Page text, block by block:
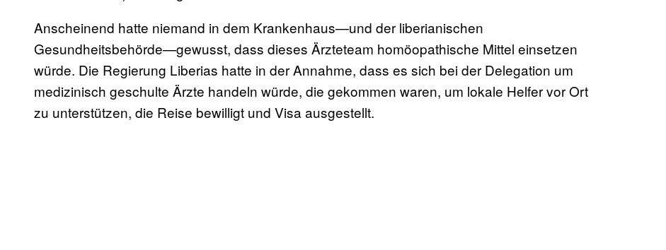
Anscheinend hatte niemand in dem Krankenhaus—und der liberianischen
Gesundheitsbehörde—gewusst, dass dieses Ärzteteam homöopathische Mittel einsetzen
würde. Die Regierung Liberias hatte in der Annahme, dass es sich bei der Delegation um
medizinisch geschulte Ärzte handeln würde, die gekommen waren, um lokale Helfer vor Ort
zu unterstützen, die Reise bewilligt und Visa ausgestellt.